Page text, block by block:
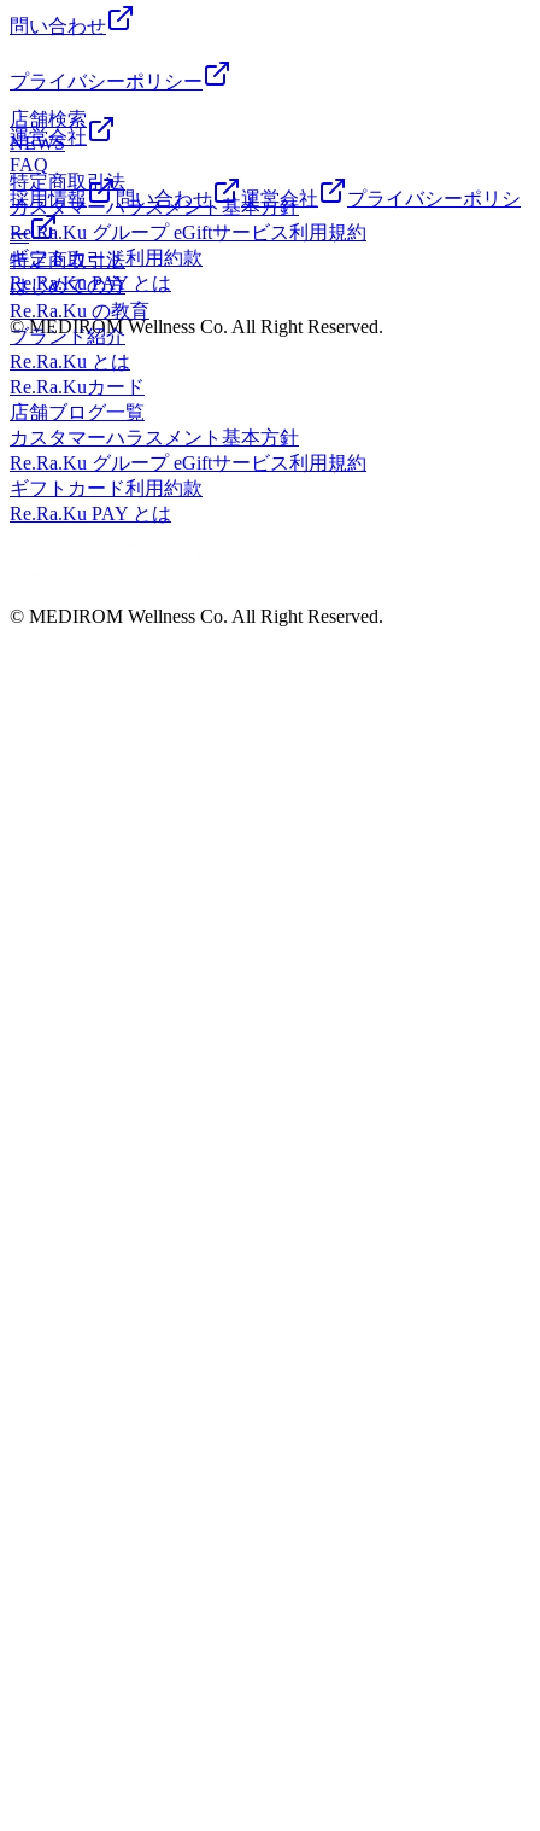
問い合わせ
プライバシーポリシー
運営会社
特定商取引法
カスタマーハラスメント基本方針
Re.Ra.Ku グループ eGiftサービス利用規約
ギフトカード利用約款
Re.Ra.Ku PAY とは
© MEDIROM Wellness Co. All Right Reserved.
店舗検索
NEWS
FAQ
採用情報
問い合わせ 運営会社
プライバシーポリシ
ー
特定商取引法
はじめての方
Re.Ra.Ku の教育
ブランド紹介
Re.Ra.Ku とは
Re.Ra.Kuカード
店舗ブログ一覧
カスタマーハラスメント基本方針
Re.Ra.Ku グループ eGiftサービス利用規約
ギフトカード利用約款
Re.Ra.Ku PAY とは
© MEDIROM Wellness Co. All Right Reserved.